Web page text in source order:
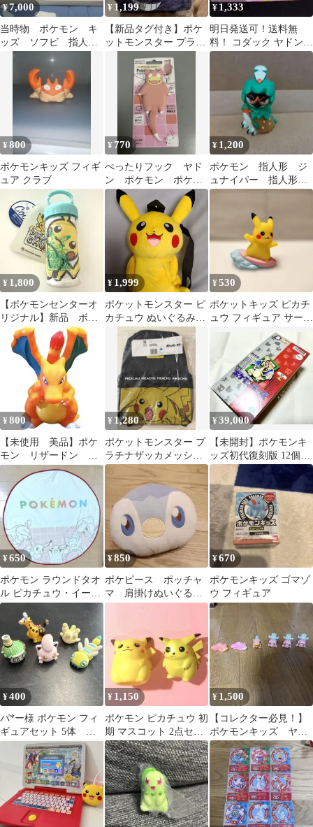
¥7,000
当時物 ポケモン キ
ッズ ソフビ 指人
形 セット
¥ 1,199
【新品タグ付き】ポケ
ットモンスター プラチ
ナムザッカメッシュリ
ュック ゲンガー
¥ 1,333
明日発送可！送料無
料！ コダック ヤドン
ポケモン 指人形
¥800
ポケモンキッズ フィギ
ュア クラブ
¥ 770
ぺったりフック ヤド
ン ポケモン ポケモ
ンテール ピンク
¥ 1,200
ポケモン 指人形 ジ
ュナイパー 指人形
【送料込み】
¥ 1,800
【ポケモンセンターオ
リジナル】新品 ボト
ル入りひんやりタオル
PIKACHU
¥ 1,999
ポケットモンスター ピ
カチュウ ぬいぐるみリ
ュック ポケモン
¥530
ポケットキッズ ピカチ
ュウ フィギュア サーフ
ィン
¥ 800
【未使用 美品】ポケ
モン リザードン ポ
ケモンキッズシリー
ズ ソフビ指人形
¥ 1,280
ポケットモンスター プ
ラチナザッカメッシュ
デザインリュック ピカ
チュウ ポケモン
¥39,000
【未開封】ポケモンキ
ッズ初代復刻版 12個入
りBOX 2018年
¥650
ポケモン ラウンドタオ
ル ピカチュウ・イーブ
イ・ホゲータ・ニャオ
ハ・クワッス
¥850
ポケピース ポッチャ
マ 肩掛けぬいぐるみ
バッグ ポシェット
¥670
ポケモンキッズ ゴマゾ
ウ フィギュア
¥400
パ*ー様 ポケモン フィ
ギュアセット 5体 ポ
ケモンキッズ
¥ 1,150
ポケモン ピカチュウ 初
期 マスコット 2点セッ
ト ポケモンキッズ 初代
復刻
¥ 1,500
【コレクター必見！】
ポケモンキッズ ヤド
ン ヤドラン ヤドキ
ング 進化系